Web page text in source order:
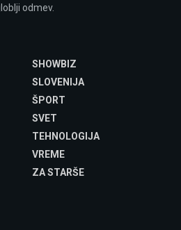
odmev.
SHOWBIZ
SLOVENIJA
ŠPORT
SVET
TEHNOLOGIJA
VREME
ZA STARŠE